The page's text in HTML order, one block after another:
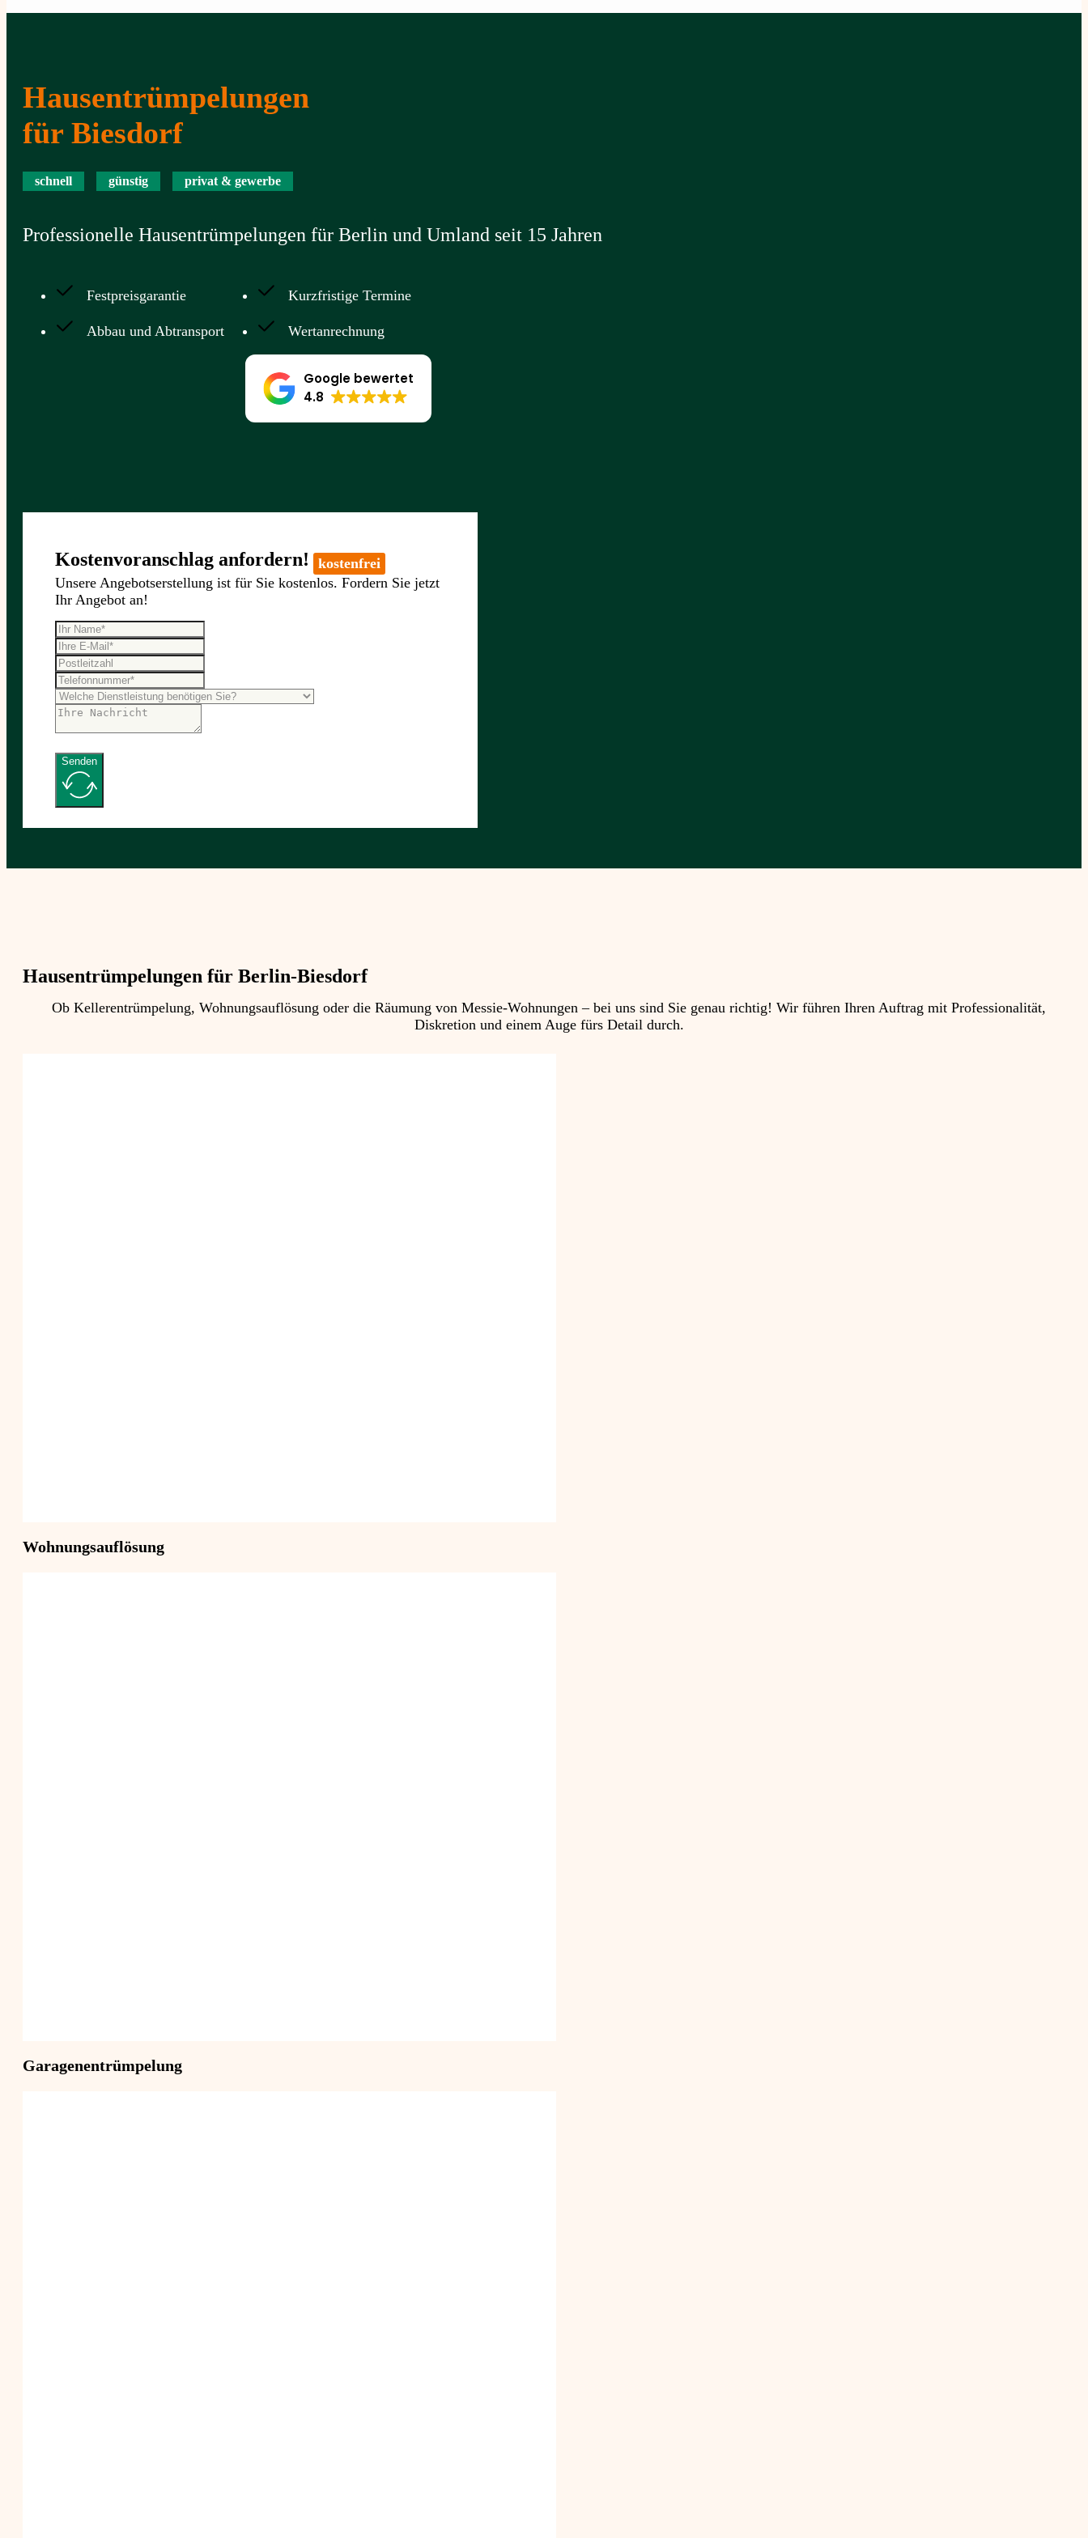
Hausentrümpelungen
für Biesdorf
schnell günstig privat & gewerbe
Professionelle Hausentrümpelungen für Berlin und Umland seit 15 Jahren
Festpreisgarantie
Abbau und Abtransport
Kurzfristige Termine
Wertanrechnung
Google bewertet
4.8
Kostenvoranschlag anfordern!
kostenfrei
Unsere Angebotserstellung ist für Sie kostenlos. Fordern Sie jetzt
Ihr Angebot an!
Senden
Hausentrümpelungen für Berlin-Biesdorf
Ob Kellerentrümpelung, Wohnungsauflösung oder die Räumung von Messie-Wohnungen – bei uns sind Sie genau richtig! Wir führen Ihren Auftrag mit Professionalität,
Diskretion und einem Auge fürs Detail durch.
Wohnungsauflösung
Garagenentrümpelung